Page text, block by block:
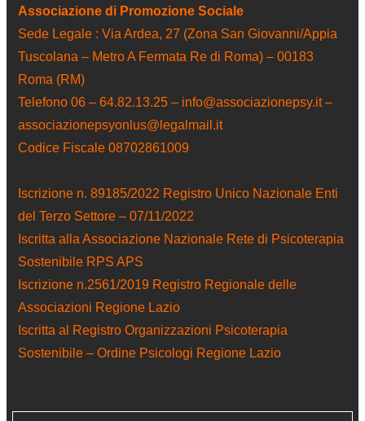
Associazione di Promozione Sociale
Sede Legale : Via Ardea, 27 (Zona San Giovanni/Appia
Tuscolana – Metro A Fermata Re di Roma) – 00183
Roma (RM)
Telefono 06 – 64.82.13.25 – info@associazionepsy.it –
associazionepsyonlus@legalmail.it
Codice Fiscale 08702861009
Iscrizione n. 89185/2022 Registro Unico Nazionale Enti
del Terzo Settore – 07/11/2022
Iscritta alla Associazione Nazionale Rete di Psicoterapia
Sostenibile RPS APS
Iscrizione n.2561/2019 Registro Regionale delle
Associazioni Regione Lazio
Iscritta al Registro Organizzazioni Psicoterapia
Sostenibile – Ordine Psicologi Regione Lazio